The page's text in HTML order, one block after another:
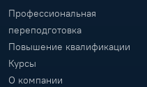
Профессиональная
переподготовка
Повышение квалификации
Курсы
О компании